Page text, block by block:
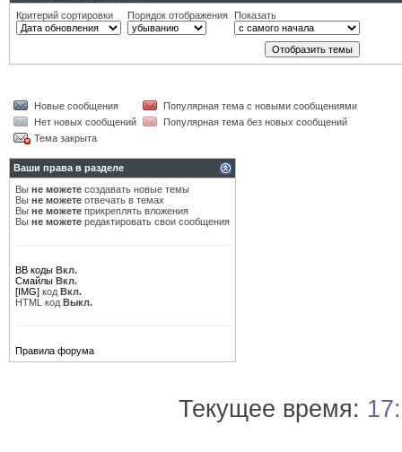
Критерий сортировки
Порядок отображения Показать
Новые сообщения
Популярная тема с новыми сообщениями
Нет новых сообщений
Популярная тема без новых сообщений
Тема закрыта
Ваши права в разделе
Вы не можете создавать новые темы
Вы не можете отвечать в темах
Вы не можете прикреплять вложения
Вы не можете редактировать свои сообщения
BB коды Вкл.
Смайлы Вкл.
[IMG] код Вкл.
HTML код Выкл.
Правила форума
Текущее время: